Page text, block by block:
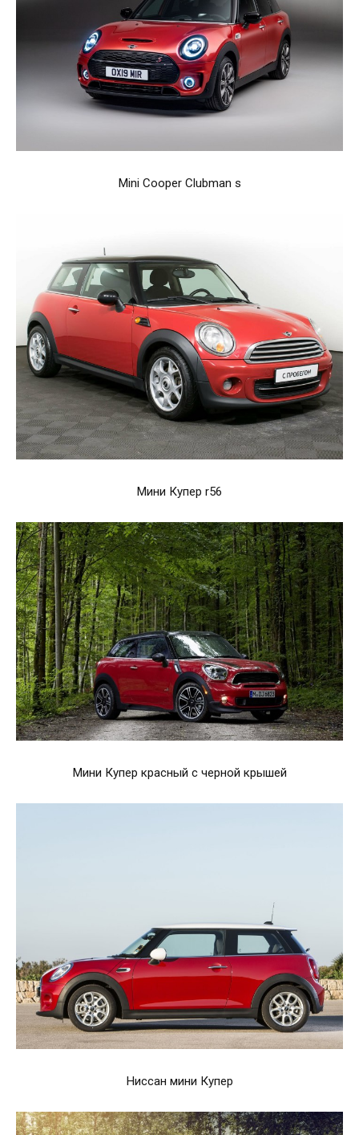
Mini Cooper Clubman s
Мини Купер r56
Мини Купер красный с черной крышей
Ниссан мини Купер